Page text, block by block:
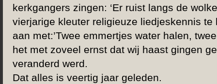
kerkgangers zingen: ‘Er ruist langs de
vierjarige kleuter religieuze liedjeskennis
aan met:’Twee emmertjes water halen,
het met zoveel ernst dat wij haast gingen
veranderd werd.
Dat alles is veertig jaar geleden.